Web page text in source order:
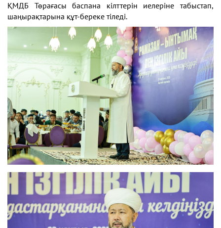
ҚМДБ Төрағасы баспана кілттерін иелеріне табыстап,
шаңырақтарына құт-береке тіледі.